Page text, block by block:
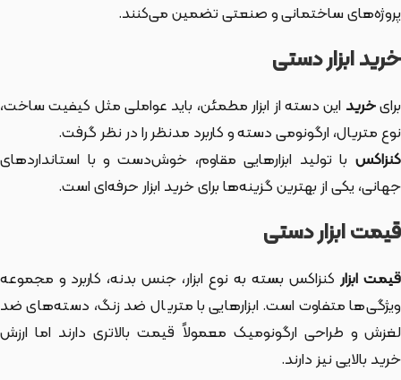
پروژه‌های ساختمانی و صنعتی تضمین می‌کنند.
خرید ابزار دستی
برایخرید این دسته از ابزارمطمئن، باید عواملی مثل کیفیت ساخت،
نوع متریال، ارگونومی دسته و کاربرد مدنظر را در نظر گرفت.
کنزاکس با تولید ابزارهایی مقاوم، خوش‌دست و با استانداردهای
جهانی، یکی از بهترین گزینه‌ها برای خرید ابزار حرفه‌ای است.
قیمت ابزار دستی
قیمت ابزار کنزاکس بسته به نوع ابزار، جنس بدنه، کاربرد و مجموعه
ویژگی‌ها متفاوت است. ابزارهایی با متریال ضد زنگ، دسته‌های ضد
لغزش و طراحی ارگونومیک معمولاً قیمت بالاتری دارند اما ارزش
خرید بالایی نیز دارند.